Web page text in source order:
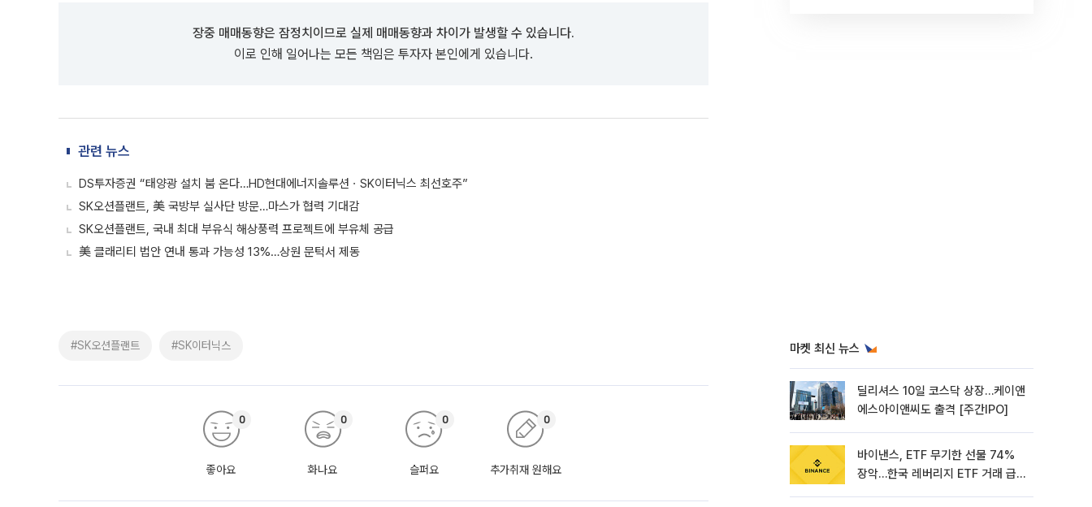
장중 매매동향은 잠정치이므로 실제 매매동향과 차이가 발생할 수 있습니다.
이로 인해 일어나는 모든 책임은 투자자 본인에게 있습니다.
관련 뉴스
DS투자증권 “태양광 설치 붐 온다…HD현대에너지솔루션ㆍSK이터닉스 최선호주”
SK오션플랜트, 美 국방부 실사단 방문…마스가 협력 기대감
SK오션플랜트, 국내 최대 부유식 해상풍력 프로젝트에 부유체 공급
美 클래리티 법안 연내 통과 가능성 13%…상원 문턱서 제동
#SK오션플랜트 #SK이터닉스
좋아요
0
화나요
0
슬퍼요
0
추가취재 원해요
0
마켓 최신 뉴스
딜리셔스 10일 코스닥 상장…케이앤
에스아이앤씨도 출격 [주간IPO]
바이낸스, ETF 무기한 선물 74%
장악…한국 레버리지 ETF 거래 급